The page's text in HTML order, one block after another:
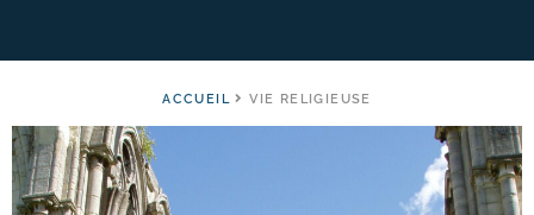
ACCUEIL VIE RELIGIEUSE